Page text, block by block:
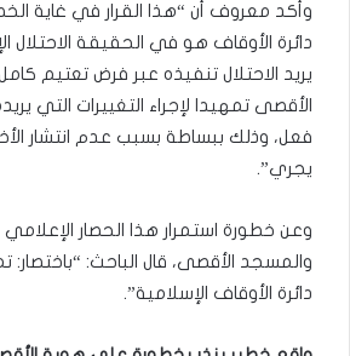
وأكد معروف أن “هذا القرار في غاية
دائرة الأوقاف هو في الحقيقة الاحتلال
يريد الاحتلال تنفيذه عبر فرض تعتيم
الأقصى تمهيدا لإجراء التغييرات التي
فعل، وذلك ببساطة بسبب عدم انتشار
يجري”.
وعن خطورة استمرار هذا الحصار
والمسجد الأقصى، قال الباحث: “باختصار:
دائرة الأوقاف الإسلامية”.